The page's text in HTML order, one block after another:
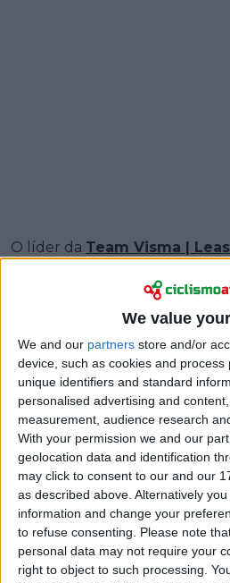
We value
We and our partners store and/or
device, such as cookies and
unique identifiers and standard
personalised advertising and
measurement, audience research
With your permission we and our
geolocation data and identification
may click to consent to our and our
as described above. Alternatively
information and change your
to refuse consenting.
Please note
personal data may not require your
right to object to such processing.
O líder da Team Visma |
com final em Andalo, onde a
vitória e Michael Valgren
soberbo para vencer pela EF
Para Vingegaard, foi um dia
em que a vitória de etapa
da geral. Depois do triunfo
etapa, o dinamarquês não
de perseguir outro resultado,
deixado claro que a vontade
não desapareceu.